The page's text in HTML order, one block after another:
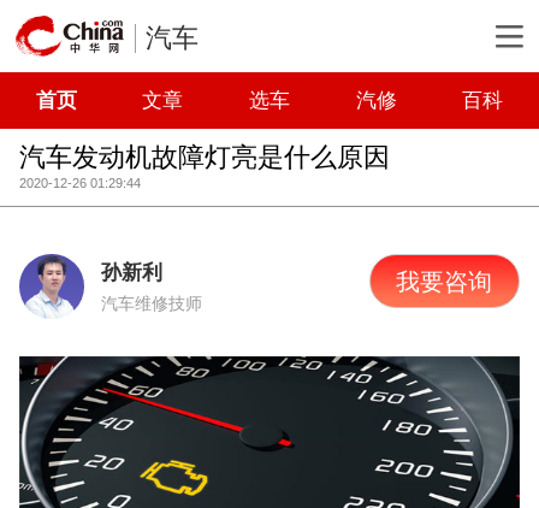
汽车
首页 文章 选车 汽修 百科
汽车发动机故障灯亮是什么原因
2020-12-26 01:29:44
孙新利
汽车维修技师
我要咨询